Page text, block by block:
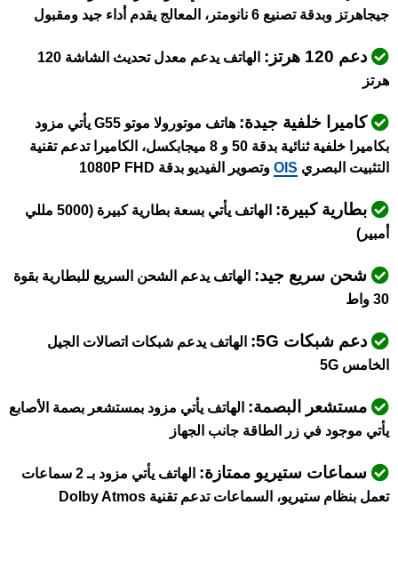
جيجاهرتز وبدقة تصنيع 6 نانومتر، المعالج يقدم أداء جيد ومقبول
دعم 120 هرتز:
الهاتف يدعم معدل تحديث الشاشة 120
هرتز
كاميرا خلفية جيدة:
هاتف موتورولا موتو G55 يأتي مزود
بكاميرا خلفية ثنائية بدقة 50 و 8 ميجابكسل، الكاميرا تدعم تقنية
التثبيت البصري OIS وتصوير الفيديو بدقة 1080P FHD
بطارية كبيرة:
الهاتف يأتي بسعة بطارية كبيرة (5000 مللي
أمبير)
شحن سريع جيد: الهاتف يدعم الشحن السريع للبطارية بقوة
30 واط
دعم شبكات 5G:
الهاتف يدعم شبكات اتصالات الجيل
الخامس 5G
مستشعر البصمة: الهاتف يأتي مزود بمستشعر بصمة الأصابع
يأتي موجود في زر الطاقة جانب الجهاز
سماعات ستيريو ممتازة:
الهاتف يأتي مزود بـ 2 سماعات
تعمل بنظام ستيريو، السماعات تدعم تقنية Dolby Atmos